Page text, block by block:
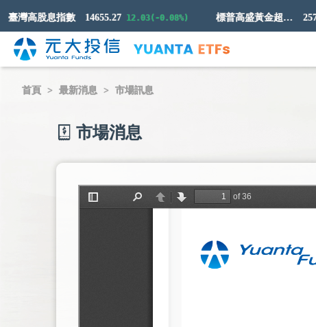
高股息指數 14655.27 12.03(-0.08%) 標普高盛黃金超額回報指數 257.44
首頁 最新消息 市場訊息
市場消息